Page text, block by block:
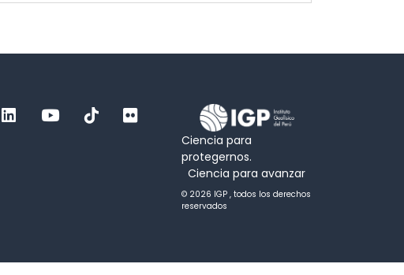
Ciencia para
protegernos.
Ciencia para avanzar
© 2026 IGP , todos los derechos
reservados